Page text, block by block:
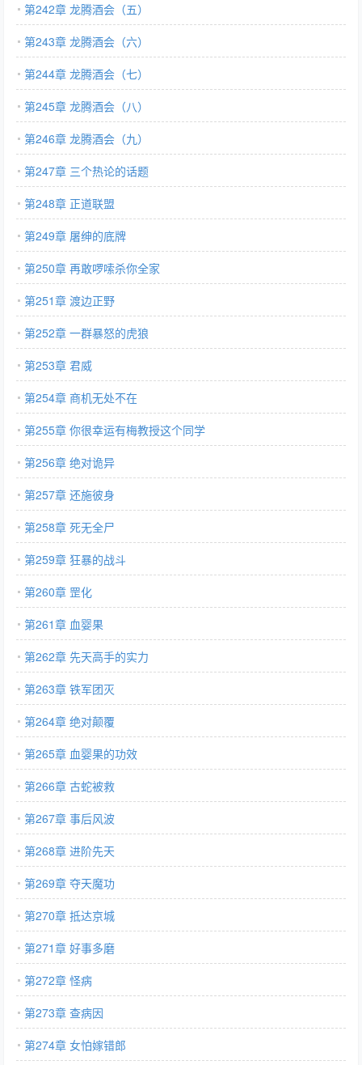
第242章 龙腾酒会（五）
第243章 龙腾酒会（六）
第244章 龙腾酒会（七）
第245章 龙腾酒会（八）
第246章 龙腾酒会（九）
第247章 三个热论的话题
第248章 正道联盟
第249章 屠绅的底牌
第250章 再敢啰嗦杀你全家
第251章 渡边正野
第252章 一群暴怒的虎狼
第253章 君威
第254章 商机无处不在
第255章 你很幸运有梅教授这个同学
第256章 绝对诡异
第257章 还施彼身
第258章 死无全尸
第259章 狂暴的战斗
第260章 罡化
第261章 血婴果
第262章 先天高手的实力
第263章 铁军团灭
第264章 绝对颠覆
第265章 血婴果的功效
第266章 古蛇被救
第267章 事后风波
第268章 进阶先天
第269章 夺天魔功
第270章 抵达京城
第271章 好事多磨
第272章 怪病
第273章 查病因
第274章 女怕嫁错郎